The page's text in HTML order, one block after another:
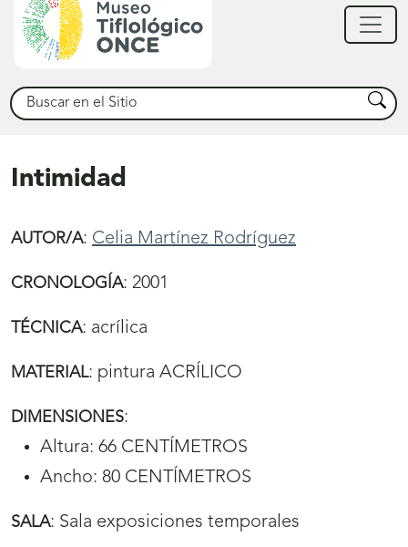
Buscar Buscar
Intimidad
AUTOR/A: Celia Martínez Rodríguez
CRONOLOGÍA: 2001
TÉCNICA: acrílica
MATERIAL: pintura ACRÍLICO
DIMENSIONES:
Altura: 66 CENTÍMETROS
Ancho: 80 CENTÍMETROS
SALA: Sala exposiciones temporales